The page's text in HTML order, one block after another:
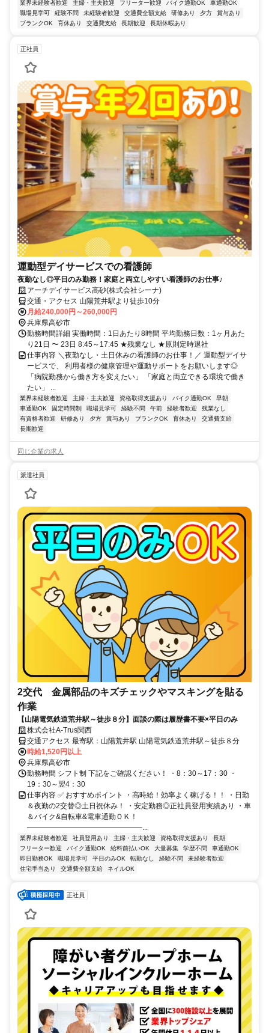
業界未経験者歓迎 主婦・主夫歓迎 フリーター歓迎 バイク通勤OK
車通勤OK
職場見学可
経験不問 未経験者歓迎 交通費全額支給 研修あり 夕方
賞与あり
ブランクOK
育休あり 交通費支給 長期歓迎 長期休暇あり
正社員
運動型デイサービスでの看護師
夜勤なし◎平日のみ勤務！家庭と両立しやすい看護師のお仕事♪
アーチデイサービス高砂(株式会社シーナ)
交通・アクセス 山陽荒井駅より徒歩10分
月給240,000円～260,000円
兵庫県高砂市
勤務時間詳細 実働時間：1日あたり8時間 平均勤務日数：1ヶ月あた
り21日 〜 23日 8:45～17:45 ★残業なし ★原則定時退社
仕事内容 ＼夜勤なし・土日休みの看護師のお仕事！／ 運動型デイサ
ービスで、 利用者様の健康管理や運動サポートをお願いします◎
「病院勤務から働き方を変えたい」 「家庭と両立できる環境で働き
たい」 ...
業界未経験者歓迎 主婦・主夫歓迎 資格取得支援あり バイク通勤OK
早朝
車通勤OK
固定時間制 職場見学可 経験不問 午前 経験者歓迎
残業なし
有資格者歓迎
研修あり 夕方 賞与あり ブランクOK 育休あり
交通費支給
長期歓迎
同じ企業の求人
派遣社員
2交代 金属部品のキズチェックやマスキングを貼る
作業
【山陽電気鉄道荒井駅～徒歩８分】面談の際は履歴書不要×平日のみ
株式会社A-Trus関西
交通アクセス 最寄駅：山陽荒井駅 山陽電気鉄道荒井駅～徒歩８分
時給1,520円以上
兵庫県高砂市
勤務時間 シフト制 下記をご確認ください！ ・8：30～17：30 ・
19：30～翌4：30
仕事内容 ✅ おすすめポイント ・高時給！効率よく稼げる！！ ・日勤
＆夜勤の2交替◎土日祝休み！ ・安定勤務◎正社員登用実績あり ・車
＆バイク&自転車&電車通勤ＯＫ！
――――――――――――――――...
業界未経験者歓迎 社員登用あり 主婦・主夫歓迎 資格取得支援あり
長期
フリーター歓迎
バイク通勤OK 給料前払いOK 大量募集 学歴不問
車通勤OK
即日勤務OK
職場見学可 平日のみOK 転勤なし 経験不問
未経験者歓迎
住宅手当あり
交通費全額支給 ネイルOK
正社員